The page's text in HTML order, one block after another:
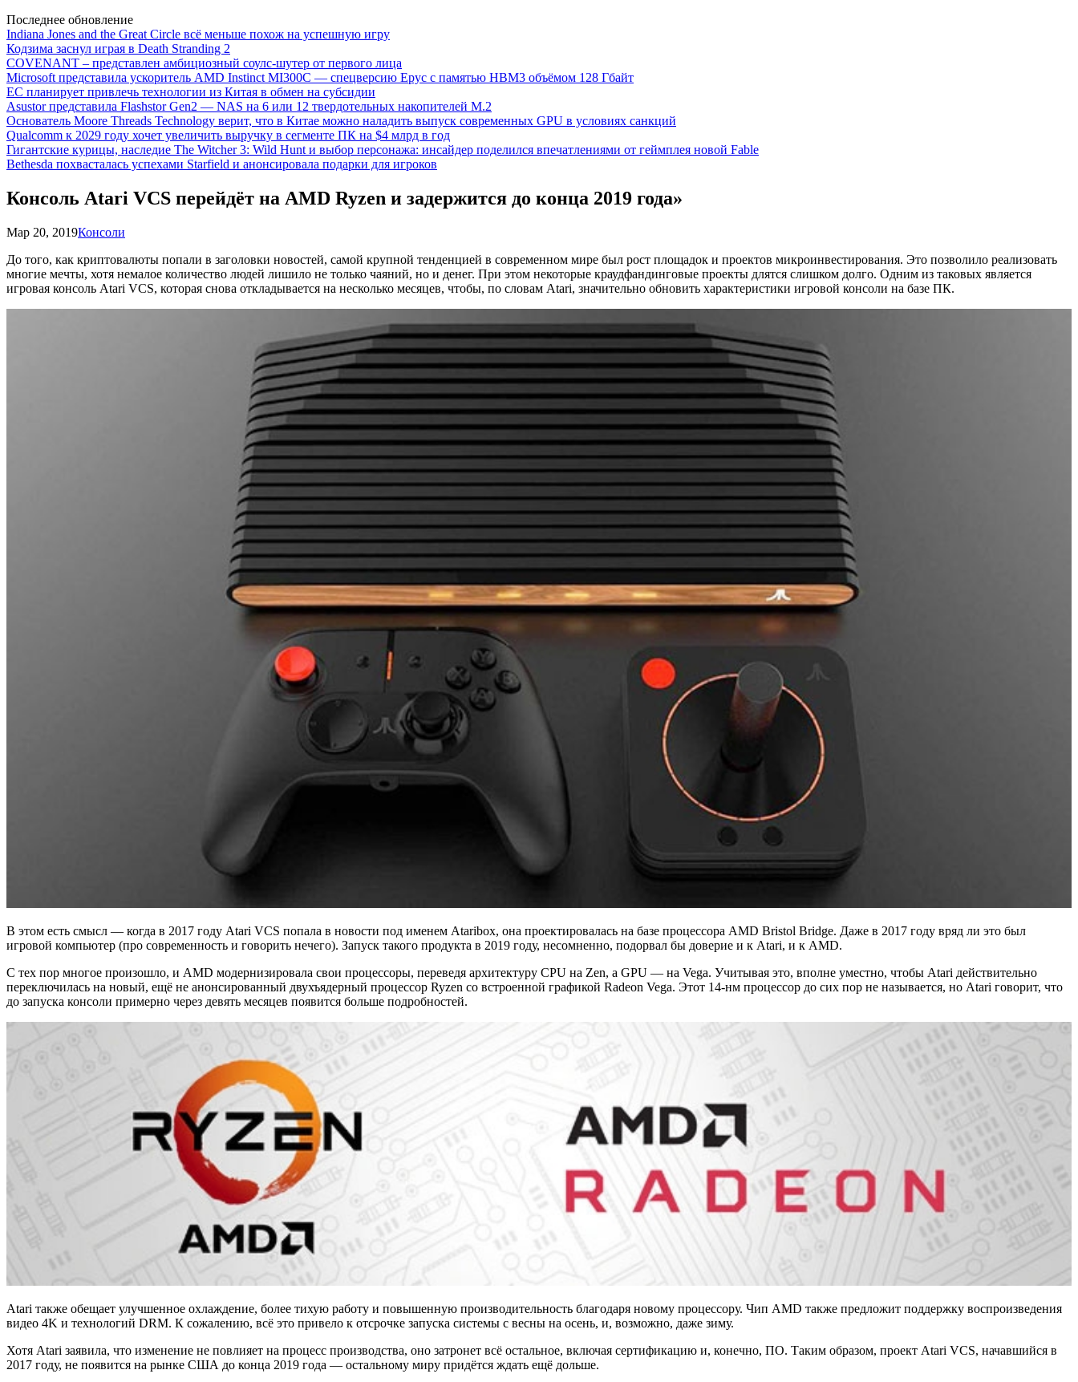
Последнее обновление
Indiana Jones and the Great Circle всё меньше похож на успешную игру
Кодзима заснул играя в Death Stranding 2
COVENANT – представлен амбициозный соулс-шутер от первого лица
Microsoft представила ускоритель AMD Instinct MI300C — спецверсию Epyc с памятью HBM3 объёмом 128 Гбайт
ЕС планирует привлечь технологии из Китая в обмен на субсидии
Asustor представила Flashstor Gen2 — NAS на 6 или 12 твердотельных накопителей M.2
Основатель Moore Threads Technology верит, что в Китае можно наладить выпуск современных GPU в условиях санкций
Qualcomm к 2029 году хочет увеличить выручку в сегменте ПК на $4 млрд в год
Гигантские курицы, наследие The Witcher 3: Wild Hunt и выбор персонажа: инсайдер поделился впечатлениями от геймплея новой Fable
Bethesda похвасталась успехами Starfield и анонсировала подарки для игроков
Консоль Atari VCS перейдёт на AMD Ryzen и задержится до конца 2019 года»
Мар 20, 2019Консоли
До того, как криптовалюты попали в заголовки новостей, самой крупной тенденцией в современном мире был рост площадок и проектов микроинвестирования. Это позволило реализовать
многие мечты, хотя немалое количество людей лишило не только чаяний, но и денег. При этом некоторые краудфандинговые проекты длятся слишком долго. Одним из таковых является
игровая консоль Atari VCS, которая снова откладывается на несколько месяцев, чтобы, по словам Atari, значительно обновить характеристики игровой консоли на базе ПК.
В этом есть смысл — когда в 2017 году Atari VCS попала в новости под именем Ataribox, она проектировалась на базе процессора AMD Bristol Bridge. Даже в 2017 году вряд ли это был
игровой компьютер (про современность и говорить нечего). Запуск такого продукта в 2019 году, несомненно, подорвал бы доверие и к Atari, и к AMD.
С тех пор многое произошло, и AMD модернизировала свои процессоры, переведя архитектуру CPU на Zen, а GPU — на Vega. Учитывая это, вполне уместно, чтобы Atari действительно
переключилась на новый, ещё не анонсированный двухъядерный процессор Ryzen со встроенной графикой Radeon Vega. Этот 14-нм процессор до сих пор не называется, но Atari говорит, что
до запуска консоли примерно через девять месяцев появится больше подробностей.
Atari также обещает улучшенное охлаждение, более тихую работу и повышенную производительность благодаря новому процессору. Чип AMD также предложит поддержку воспроизведения
видео 4K и технологий DRM. К сожалению, всё это привело к отсрочке запуска системы с весны на осень, и, возможно, даже зиму.
Хотя Atari заявила, что изменение не повлияет на процесс производства, оно затронет всё остальное, включая сертификацию и, конечно, ПО. Таким образом, проект Atari VCS, начавшийся в
2017 году, не появится на рынке США ​​до конца 2019 года — остальному миру придётся ждать ещё дольше.